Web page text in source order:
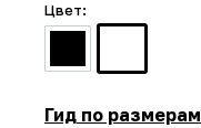
Цвет:
Гид по размерам